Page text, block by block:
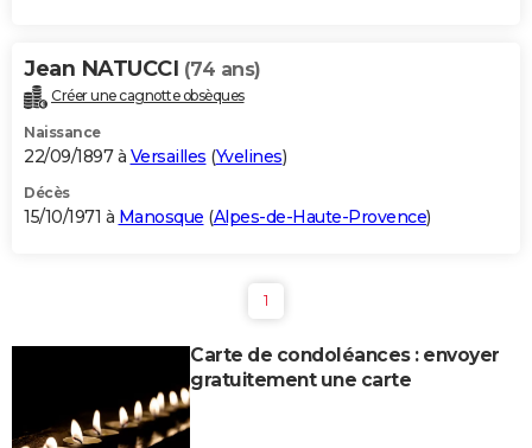
Jean NATUCCI (74 ans)
Créer une cagnotte obsèques
Naissance
22/09/1897 à Versailles (Yvelines)
Décès
15/10/1971 à Manosque (Alpes-de-Haute-Provence)
1
Carte de condoléances : envoyer
gratuitement une carte